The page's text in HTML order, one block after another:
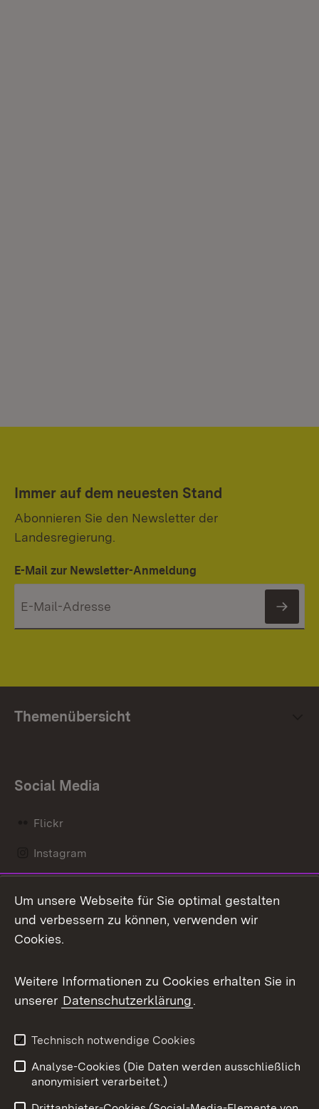
Immer auf dem neuesten Stand
Abonnieren Sie den Newsletter der
Landesregierung.
E-Mail zur Newsletter-Anmeldung
Themenübersicht
Social Media
Flickr
Instagram
Mastodon
Messenger
Social Wall
X / Twitter
Youtube
Um unsere Webseite für Sie optimal gestalten
und verbessern zu können, verwenden wir
Cookies.
Weitere Informationen zu Cookies erhalten Sie in
unserer Datenschutzerklärung.
Technisch notwendige Cookies
Analyse-Cookies (Die Daten werden ausschließlich
anonymisiert verarbeitet.)